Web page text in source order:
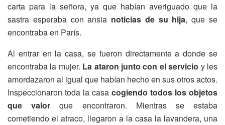
carta para la señora, ya que habían averiguado que la
sastra esperaba con ansia noticias de su hija, que se
encontraba en París.
Al entrar en la casa, se fueron directamente a donde se
encontraba la mujer. La ataron junto con el servicio y les
amordazaron al igual que habían hecho en sus otros actos.
Inspeccionaron toda la casa cogiendo todos los objetos
que valor que encontraron. Mientras se estaba
cometiendo el atraco, llegaron a la casa la lavandera, una